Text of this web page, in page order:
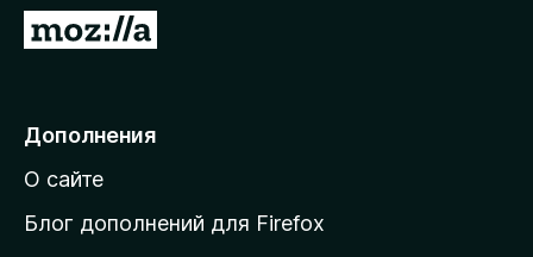
N
-
P
П
е
й
т
и
Дополнения
О сайте
Блог дополнений для Firefox